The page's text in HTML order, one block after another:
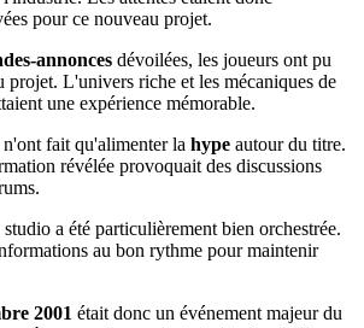
pour ce nouveau projet.
annonces dévoilées, les joueurs ont pu
projet. L'univers riche et les mécaniques de
une expérience mémorable.
n'ont fait qu'alimenter la hype autour du titre.
révélée provoquait des discussions
a été particulièrement bien orchestrée.
au bon rythme pour maintenir
2001 était donc un événement majeur du